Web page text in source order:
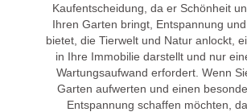
Kaufentscheidung, da er Schönheit
Ihren Garten bringt, Entspannung
bietet, die Tierwelt und Natur anlockt,
in Ihre Immobilie darstellt und nur
Wartungsaufwand erfordert. Wenn
Garten aufwerten und einen
Entspannung schaffen möchten,